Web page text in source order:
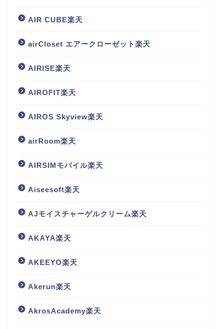
AIR CUBE楽天
airCloset エアークローゼット楽天
AIRISE楽天
AIROFIT楽天
AIROS Skyview楽天
airRoom楽天
AIRSIMモバイル楽天
Aiseesoft楽天
AJモイスチャーゲルクリーム楽天
AKAYA楽天
AKEEYO楽天
Akerun楽天
AkrosAcademy楽天